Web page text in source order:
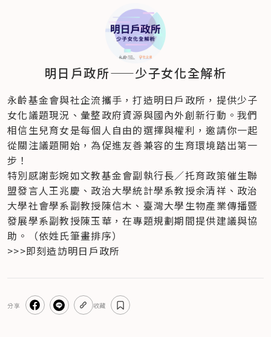
明日戶政所——少子女化全解析
永齡基金會與社企流攜手，打造明日戶政所，提供少子
女化議題現況、彙整政府資源與國內外創新行動。我們
相信生兒育女是每個人自由的選擇與權利，邀請你一起
從關注議題開始，為促進友善兼容的生育環境踏出第一
步！
特別感謝彭婉如文教基金會副執行長／托育政策催生聯
盟發言人王兆慶、政治大學統計學系教授余清祥、政治
大學社會學系副教授陳信木、臺灣大學生物產業傳播暨
發展學系副教授陳玉華，在專題規劃期間提供建議與協
助。（依姓氏筆畫排序）
>>>即刻造訪明日戶政所
分享 收藏